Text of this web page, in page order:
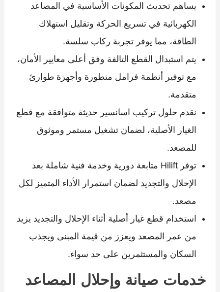
يساهم تحديث المكونات الأساسية في المصاعد
الكهربائية في تسريع الحركة وتقليل استهلاك
الطاقة، مما يوفر تجربة ركاب سلسة.
يتم استبدال القطع التالفة وفق أعلى معايير الأمان،
مع توفير أنظمة فرامل متطورة وأجهزة طوارئ
متقدمة.
نقدم حلول تركيب اسانسير حديثة متوافقة مع قطع
الغيار الأصلية، لضمان تشغيل مستمر وموثوق
للمصعد.
توفر Hilift متابعة دورية وخدمة فنية شاملة بعد
الإحلال والتجديد لضمان استمرار الأداء المتميز لكل
مصعد.
استخدام قطع غيار أصلية أثناء الإحلال والتجديد يزيد
من عمر المصعد ويعزز من قيمة المبنى ويجذب
السكان والمستثمرين على حد سواء.
خدمات صيانة وإحلال المصاعد